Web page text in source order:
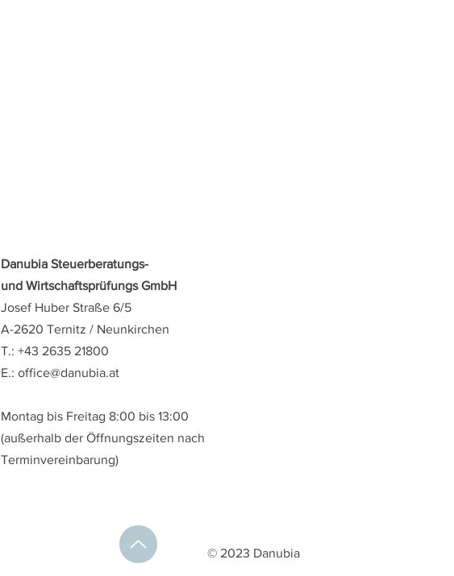
Danubia Steuerberatungs-
und Wirtschaftsprüfungs GmbH
Josef Huber Straße 6/5
A-2620 Ternitz / Neunkirchen
T.: +43 2635 21800
E.: office@danubia.at
Montag bis Freitag 8:00 bis 13:00
(außerhalb der Öffnungszeiten nach
Terminvereinbarung)
© 2023 Danubia